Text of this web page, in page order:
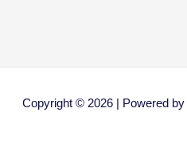
Copyright © 2026 | Powered by